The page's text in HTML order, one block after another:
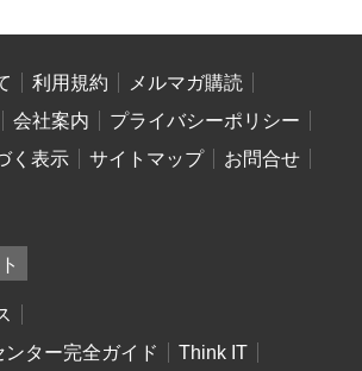
利用規約
メルマガ購読
会社案内
プライバシーポリシー
く表示
サイトマップ
お問合せ
ター完全ガイド
Think IT